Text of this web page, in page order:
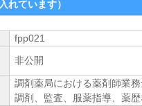
れています）
fpp021
非公開
調剤薬局における薬剤師業
調剤、監査、服薬指導、薬